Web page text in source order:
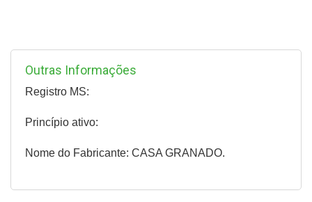
Outras Informações
Registro MS:
Princípio ativo:
Nome do Fabricante: CASA GRANADO.